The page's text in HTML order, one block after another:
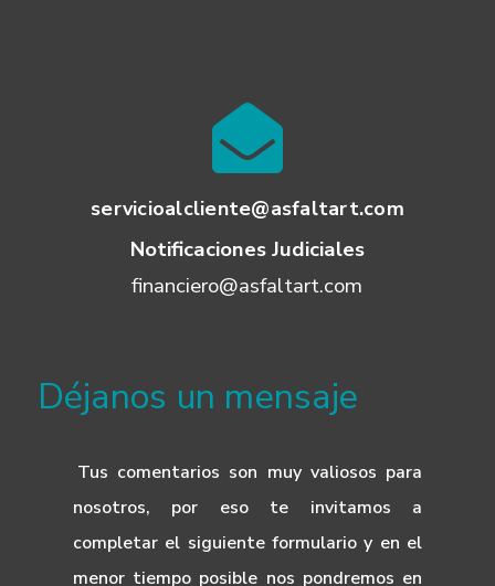
servicioalcliente@asfaltart.com
Notificaciones Judiciales
financiero@asfaltart.com
Déjanos un mensaje
Tus comentarios son muy valiosos para
nosotros, por eso te invitamos a
completar el siguiente formulario y en el
menor tiempo posible nos pondremos en